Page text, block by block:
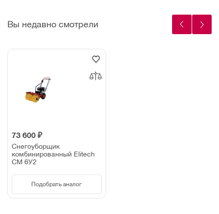
Вы недавно смотрели
73 600 ₽
Снегоуборщик
комбинированный Elitech
СМ 6У2
Подобрать аналог